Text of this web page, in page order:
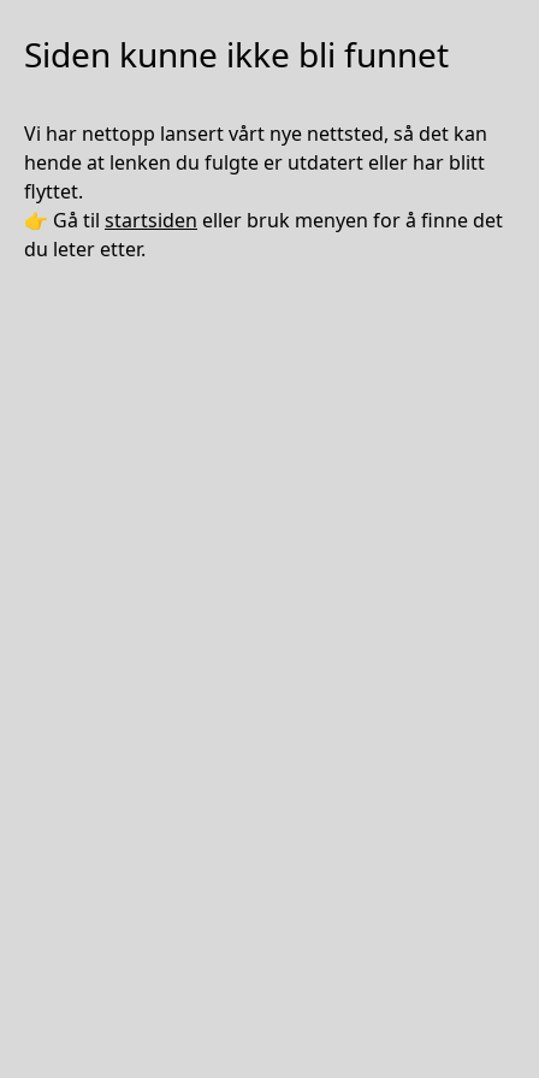
Siden kunne ikke bli funnet
Vi har nettopp lansert vårt nye nettsted, så det kan
hende at lenken du fulgte er utdatert eller har blitt
flyttet.
👉 Gå til startsiden eller bruk menyen for å finne det
du leter etter.